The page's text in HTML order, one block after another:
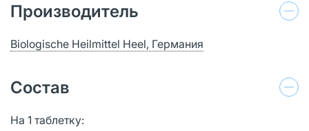
Производитель
Biologische Heilmittel Heel, Германия
Состав
На 1 таблетку: